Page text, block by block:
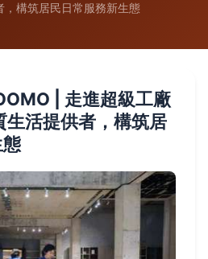
，構筑居民日常服務新生態
| 走進超級工廠
生活提供者，構筑居